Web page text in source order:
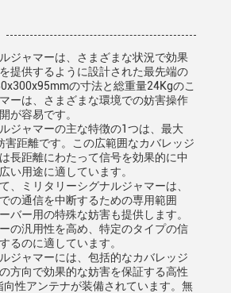
ジャマーは、さまざまな状況で効果
提供するように設計された最先端の
の寸法と総重量24Kgのこ
ーは、さまざまな環境での妨害操作
が容易です。
ジャマーの主な特徴の1つは、最大
害距離です。この広範囲なカバレッジ
長距離にわたって信号を効果的に中
い用途に適しています。
、ミリタリーシグナルジャマーは、
の通信を中断するための専用範囲
バー用の特殊な妨害も提供します。
の汎用性を高め、特定のタイプの信
るのに適しています。
ジャマーには、包括的なカバレッジ
方向で効果的な妨害を保証する高性
性アンテナが装備されています。無